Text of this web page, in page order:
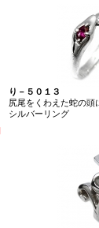
り－５０１３
尻尾をくわえた蛇の頭
シルバーリング